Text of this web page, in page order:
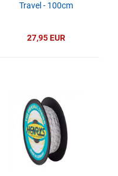
Travel - 100cm
27,95 EUR